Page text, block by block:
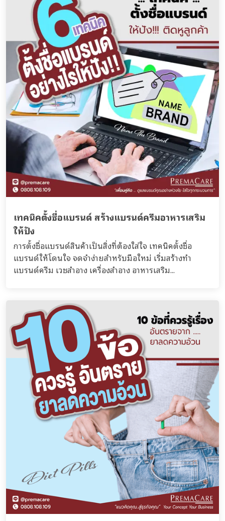
เทคนิคตั้งชื่อแบรนด์ สร้างแบรนด์ครีมอาหารเสริม
ให้ปัง
การตั้งชื่อแบรนด์สินค้าเป็นสิ่งที่ต้องใส่ใจ เทคนิคตั้งชื่อ
แบรนด์ให้โดนใจ จดจำง่ายสำหรับมือใหม่ เริ่มสร้างทำ
แบรนด์ครีม เวชสำอาง เครื่องสำอาง อาหารเสริม...